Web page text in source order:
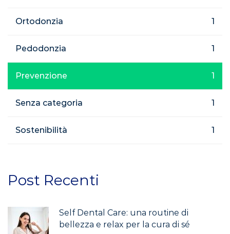
Ortodonzia 1
Pedodonzia 1
Prevenzione 1
Senza categoria 1
Sostenibilità 1
Post Recenti
Self Dental Care: una routine di
bellezza e relax per la cura di sé